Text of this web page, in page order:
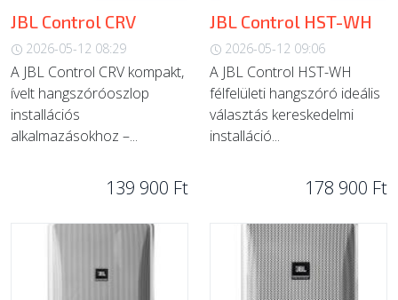
JBL Control CRV
2026-05-12 08:29
A JBL Control CRV kompakt,
ívelt hangszóróoszlop
installációs
alkalmazásokhoz –...
139 900 Ft
JBL Control HST-WH
2026-05-12 09:06
A JBL Control HST-WH
félfelületi hangszóró ideális
választás kereskedelmi
installáció...
178 900 Ft